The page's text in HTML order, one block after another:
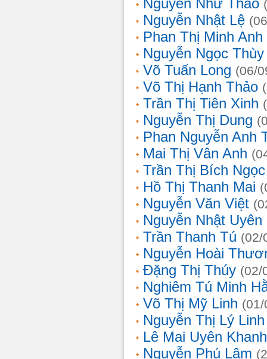
Nguyễn Như Thảo
Nguyễn Nhật Lệ
Phan Thị Minh Anh
Nguyễn Ngọc
Võ Tuấn Long (06/
Võ Thị Hạnh Thảo
Trần Thị Tiên Xinh
Nguyễn Thị Dung
Phan Nguyễn Anh
Mai Thị Vân Anh
Trần Thị Bích Ngọc
Hồ Thị Thanh Mai
Nguyễn Văn Việt
Nguyễn Nhật Uyên
Trần Thanh Tú (02/
Nguyễn Hoài
Đặng Thị Thúy (02/
Nghiêm Tú Minh
Võ Thị Mỹ Linh
Nguyễn Thị Lý Linh
Lê Mai Uyên Khanh
Nguyễn Phú Lâm